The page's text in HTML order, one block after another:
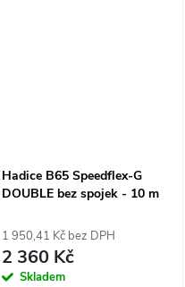
Hadice B65 Speedflex-G
DOUBLE bez spojek - 10 m
1 950,41 Kč bez DPH
2 360 Kč
Skladem